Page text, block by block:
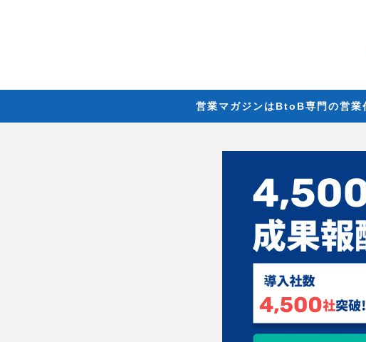
営業マガジンはBtoB専門の営業